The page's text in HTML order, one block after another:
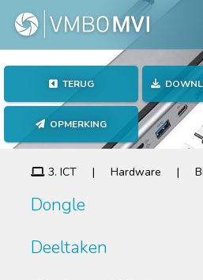
TERUG
OPMERKING
3. ICT | Hardware | BB
Dongle
Deeltaken